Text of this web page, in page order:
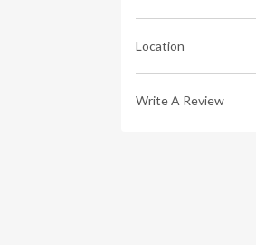
Location
Write A Review